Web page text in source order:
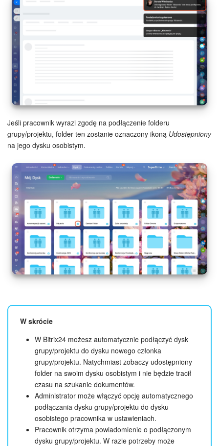
Centrum Kontaktowe
Wsparcie Bitrix24
AI CoPilot
Bitrix24 On-premise
e-Podpis
e-Podpis w HR
Telefonia
Kreator BI
Sklep online
Workflow
Kwestie ogólne
Collaby
Rezerwacja online
ZAŁÓŻ KONTO
Jeśli pracownik wyrazi zgodę na podłączenie folderu
grupy/projektu, folder ten zostanie oznaczony ikoną Udostępniony
na jego dysku osobistym.
W skrócie
W Bitrix24 możesz automatycznie podłączyć dysk
grupy/projektu do dysku nowego członka
grupy/projektu. Natychmiast zobaczy udostępniony
folder na swoim dysku osobistym i nie będzie tracił
czasu na szukanie dokumentów.
Administrator może włączyć opcję automatycznego
podłączania dysku grupy/projektu do dysku
osobistego pracownika w ustawieniach.
Pracownik otrzyma powiadomienie o podłączonym
dysku grupy/projektu. W razie potrzeby może